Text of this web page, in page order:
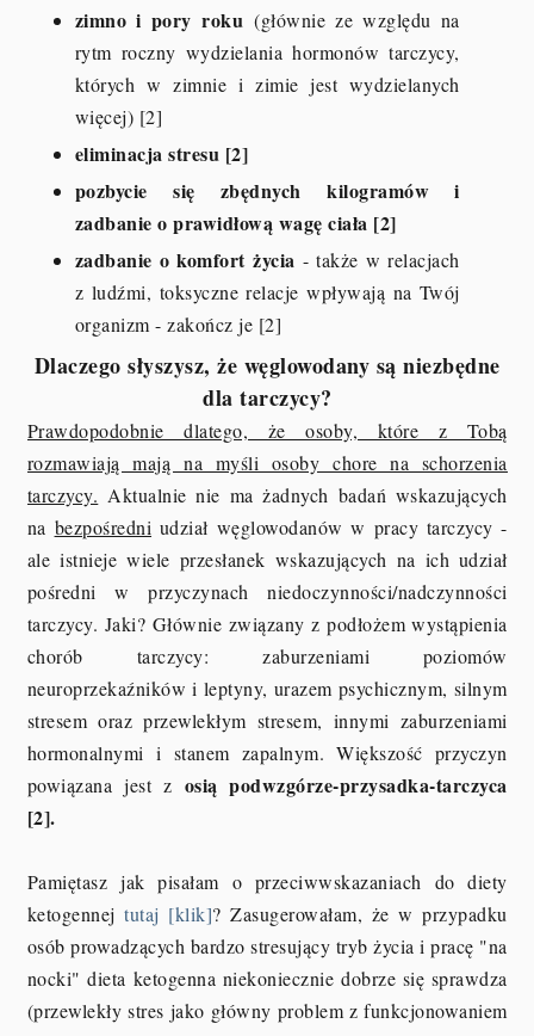
zimno i pory roku (głównie ze względu na
rytm roczny wydzielania hormonów tarczycy,
których w zimnie i zimie jest wydzielanych
więcej) [2]
eliminacja stresu [2]
pozbycie się zbędnych kilogramów i
zadbanie o prawidłową wagę ciała [2]
zadbanie o komfort życia - także w relacjach
z ludźmi, toksyczne relacje wpływają na Twój
organizm - zakończ je [2]
Dlaczego słyszysz, że węglowodany są niezbędne
dla tarczycy?
Prawdopodobnie dlatego, że osoby, które z Tobą
rozmawiają mają na myśli osoby chore na schorzenia
tarczycy. Aktualnie nie ma żadnych badań wskazujących
na bezpośredni udział węglowodanów w pracy tarczycy -
ale istnieje wiele przesłanek wskazujących na ich udział
pośredni w przyczynach niedoczynności/nadczynności
tarczycy. Jaki? Głównie związany z podłożem wystąpienia
chorób tarczycy: zaburzeniami poziomów
neuroprzekaźników i leptyny, urazem psychicznym, silnym
stresem oraz przewlekłym stresem, innymi zaburzeniami
hormonalnymi i stanem zapalnym. Większość przyczyn
powiązana jest z osią podwzgórze-przysadka-tarczyca
[2].
Pamiętasz jak pisałam o przeciwwskazaniach do diety
ketogennejtutaj [klik]? Zasugerowałam, że w przypadku
osób prowadzących bardzo stresujący tryb życia i pracę "na
nocki" dieta ketogenna niekoniecznie dobrze się sprawdza
(przewlekły stres jako główny problem z funkcjonowaniem